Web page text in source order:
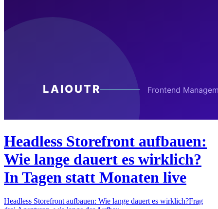
Headless Storefront aufbauen:
Wie lange dauert es wirklich?
In Tagen statt Monaten live
Headless Storefront aufbauen: Wie lange dauert es wirklich?Frag